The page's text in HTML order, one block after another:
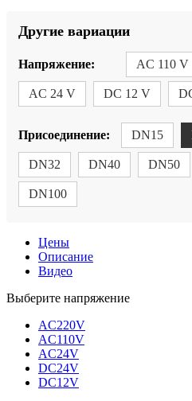
Другие вариации
Напряжение: AC 110 V
AC 24 V DC 12 V
Присоединение: DN15
DN32 DN40 DN50
DN100
Цены
Описание
Видео
Выберите напряжение
AC220V
AC110V
AC24V
DC24V
DC12V